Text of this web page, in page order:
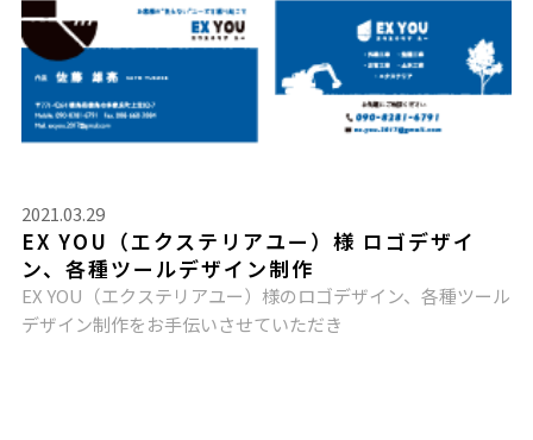
2021.03.29
EX YOU（エクステリアユー）様 ロゴデザイ
ン、各種ツールデザイン制作
EX YOU（エクステリアユー）様のロゴデザイン、各種ツール
デザイン制作をお手伝いさせていただき